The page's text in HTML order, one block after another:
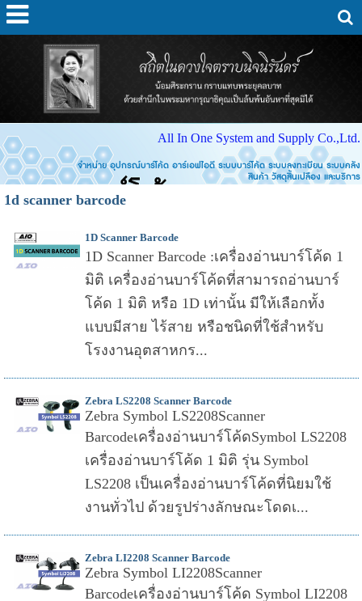
All In One System and Supply Co.,Ltd.
จำหน่าย อุปกรณ์บาร์โค้ด อาร์เอฟไอดี ระบบบาร์โค้ด ระบบลงทะเบียน ระบบคลัง
สินค้า วัสดุสิ้นเปลือง และบริการ
1d scanner barcode
1D Scanner Barcode
1D Scanner Barcode :เครื่องอ่านบาร์โค้ด 1
มิติ เครื่องอ่านบาร์โค้ดที่สามารถอ่านบาร์
โค้ด 1 มิติ หรือ 1D เท่านั้น มีให้เลือกทั้ง
แบบมีสาย ไร้สาย หรือชนิดที่ใช้สำหรับ
โรงงานอุตสาหกร...
Zebra LS2208 Scanner Barcode
Zebra Symbol LS2208Scanner
Barcodeเครื่องอ่านบาร์โค้ดSymbol LS2208
เครื่องอ่านบาร์โค้ด 1 มิติ รุ่น Symbol
LS2208 เป็นเครื่องอ่านบาร์โค้ดที่นิยมใช้
งานทั่วไป ด้วยรูปร่างลักษณะโดดเ...
Zebra LI2208 Scanner Barcode
Zebra Symbol LI2208Scanner
Barcodeเครื่องอ่านบาร์โค้ด Symbol LI2208